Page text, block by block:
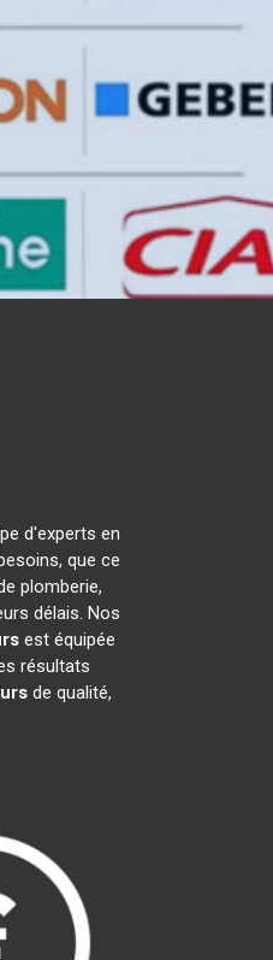
d'experts en
que ce
plomberie,
délais. Nos
est équipée
résultats
de qualité,